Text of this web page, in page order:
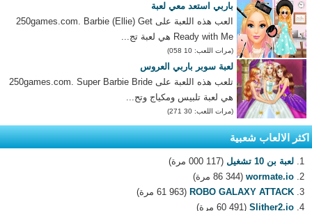
باربي استعد معي لعبة
العب هذه اللعبة على 250games.com. Barbie (Ellie) Get
Ready with Me هي لعبة تج...
(مرات اللعب: 10 058)
لعبة سوبر باربي العروس
تلعب هذه اللعبة على 250games.com. Super Barbie Bride
هي لعبة تلبيس ومكياج وتح...
(مرات اللعب: 30 271)
اكثر الالعاب شعبية
لعبة بن 10 تشغيل
(117 000 مرة)
wormate.io (86 344 مرة)
ROBO GALAXY ATTACK (61 963 مرة)
Slither2.io (60 491 مرة)